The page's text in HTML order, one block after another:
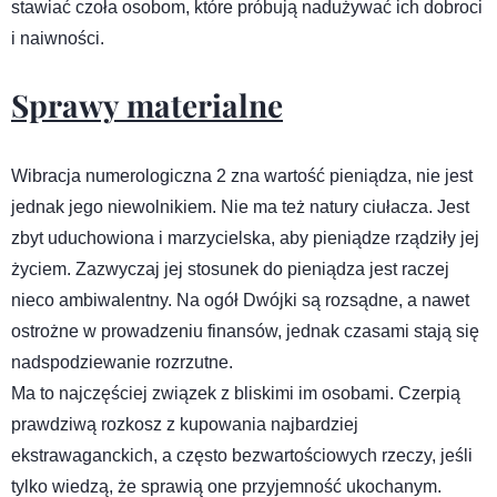
stawiać czoła osobom, które próbują nadużywać ich dobroci
i naiwności.
Sprawy materialne
Wibracja numerologiczna 2 zna wartość pieniądza, nie jest
jednak jego niewolnikiem. Nie ma też natury ciułacza. Jest
zbyt uduchowiona i marzycielska, aby pieniądze rządziły jej
życiem. Zazwyczaj jej stosunek do pieniądza jest raczej
nieco ambiwalentny. Na ogół Dwójki są rozsądne, a nawet
ostrożne w prowadzeniu finansów, jednak czasami stają się
nadspodziewanie rozrzutne.
Ma to najczęściej związek z bliskimi im osobami. Czerpią
prawdziwą rozkosz z kupowania najbardziej
ekstrawaganckich, a często bezwartościowych rzeczy, jeśli
tylko wiedzą, że sprawią one przyjemność ukochanym.